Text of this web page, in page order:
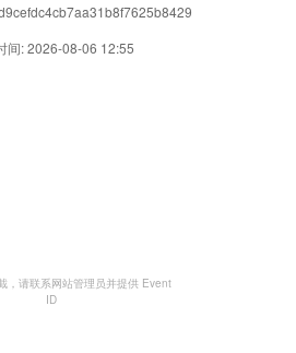
间: 2026-08-06 12:55
，请联系网站管理员并提供 Event
ID